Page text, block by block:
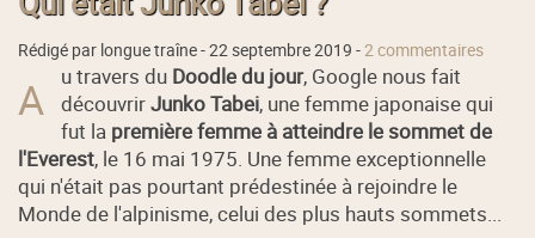
Rédigé par longue traîne -22 septembre 2019 -2 commentaires
A u travers du Doodle du jour, Google nous fait
découvrirJunko Tabei, une femme japonaise qui
fut la première femme à atteindre le sommet de
l'Everest, le 16 mai 1975. Une femme exceptionnelle
qui n'était pas pourtant prédestinée à rejoindre le
Monde de l'alpinisme, celui des plus hauts sommets...